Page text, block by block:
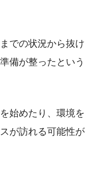
での状況から抜け
備が整ったという
始めたり、環境を
が訪れる可能性が